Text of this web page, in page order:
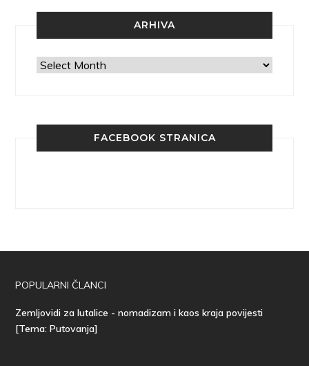
ARHIVA
Arhiva
FACEBOOK STRANICA
POPULARNI ČLANCI
Zemljovidi za lutalice - nomadizam i kaos kraja povijesti
[Tema: Putovanja]